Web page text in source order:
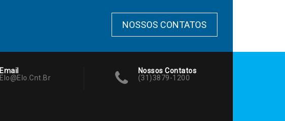
NOSSOS CONTATOS
Email
Elo@elo.cnt.br
Nossos Contatos
(31)3879-1200